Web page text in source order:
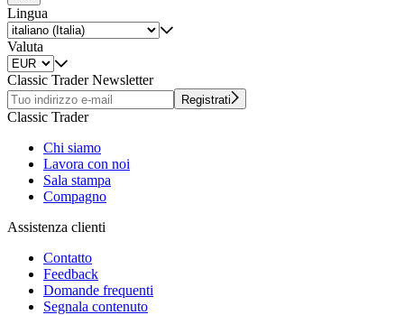
Lingua
Valuta
Classic Trader Newsletter
Registrati
Classic Trader
Chi siamo
Lavora con noi
Sala stampa
Compagno
Assistenza clienti
Contatto
Feedback
Domande frequenti
Segnala contenuto